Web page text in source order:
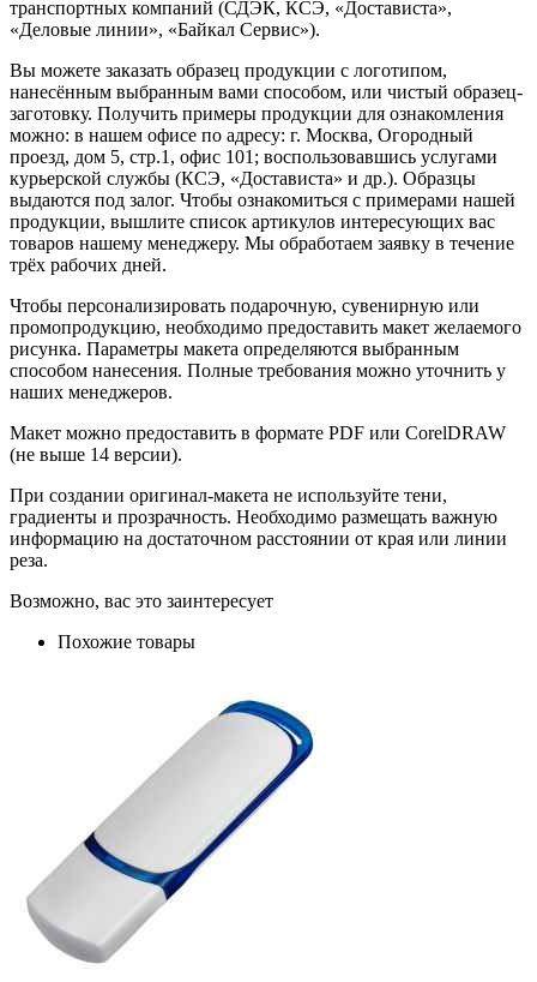
транспортных компаний (СДЭК, КСЭ, «Достависта»,
«Деловые линии», «Байкал Сервис»).
Вы можете заказать образец продукции с логотипом,
нанесённым выбранным вами способом, или чистый образец-
заготовку. Получить примеры продукции для ознакомления
можно: в нашем офисе по адресу: г. Москва, Огородный
проезд, дом 5, стр.1, офис 101; воспользовавшись услугами
курьерской службы (КСЭ, «Достависта» и др.). Образцы
выдаются под залог. Чтобы ознакомиться с примерами нашей
продукции, вышлите список артикулов интересующих вас
товаров нашему менеджеру. Мы обработаем заявку в течение
трёх рабочих дней.
Чтобы персонализировать подарочную, сувенирную или
промопродукцию, необходимо предоставить макет желаемого
рисунка. Параметры макета определяются выбранным
способом нанесения. Полные требования можно уточнить у
наших менеджеров.
Макет можно предоставить в формате PDF или CorelDRAW
(не выше 14 версии).
При создании оригинал-макета не используйте тени,
градиенты и прозрачность. Необходимо размещать важную
информацию на достаточном расстоянии от края или линии
реза.
Возможно, вас это заинтересует
Похожие товары